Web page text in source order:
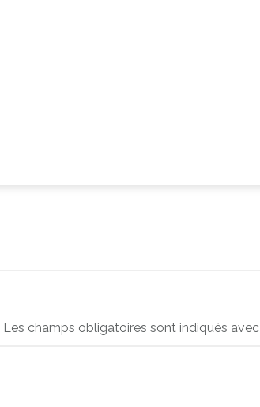
Les champs obligatoires sont indiqués avec